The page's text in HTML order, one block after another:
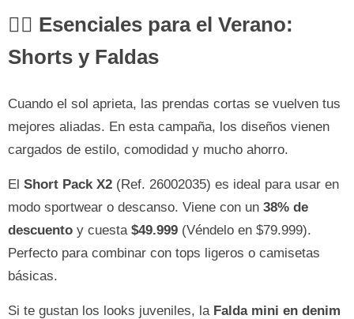
🤸‍♀️ Esenciales para el Verano:
Shorts y Faldas
Cuando el sol aprieta, las prendas cortas se vuelven tus
mejores aliadas. En esta campaña, los diseños vienen
cargados de estilo, comodidad y mucho ahorro.
El Short Pack X2 (Ref. 26002035) es ideal para usar en
modo sportwear o descanso. Viene con un 38% de
descuento y cuesta $49.999 (Véndelo en $79.999).
Perfecto para combinar con tops ligeros o camisetas
básicas.
Si te gustan los looks juveniles, la Falda mini en denim